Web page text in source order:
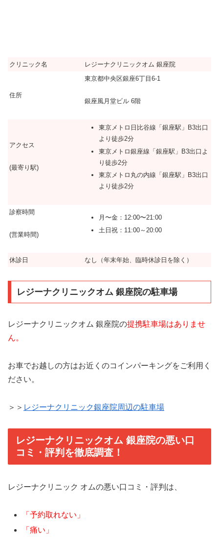
クリニック名 レジーナクリニックオム 銀座院
住所
東京都中央区銀座6丁目6-1
銀座風月堂ビル 6階
アクセス
(最寄り駅)
東京メトロ日比谷線「銀座駅」B3出口
より徒歩2分
東京メトロ銀座線「銀座駅」B3出口よ
り徒歩2分
東京メトロ丸の内線「銀座駅」B3出口
より徒歩2分
診察時間
(営業時間)
月〜金：12:00〜21:00
土日祝：11:00～20:00
休診日 なし（年末年始、臨時休診日を除く）
レジーナクリニックオム 銀座院の駐車場
レジーナクリニックオム 銀座院の提携駐車場はありませ
ん。
お車でお越しの方はお近くのコインパーキングをご利用く
ださい。
＞＞ レジーナクリニック銀座院周辺の駐車場
レジーナクリニックオム 銀座院の悪い口
コミ・評判を徹底調査！
レジーナクリニック オムの悪い口コミ・評判は、
「予約取れない」
「痛い」